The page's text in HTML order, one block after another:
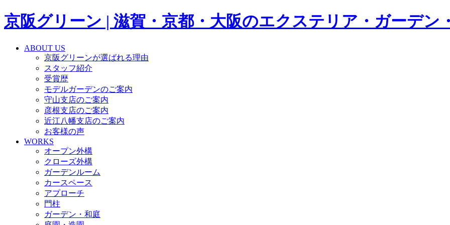
京阪グリーン | 滋賀・京都・大阪のエクステリア・ガーデン
ABOUT US
京阪グリーンが選ばれる理由
スタッフ紹介
受賞歴
モデルガーデンのご案内
守山支店のご案内
彦根支店のご案内
近江八幡支店のご案内
お客様の声
WORKS
オープン外構
クローズ外構
ガーデンルーム
カースペース
アプローチ
門柱
ガーデン・和庭